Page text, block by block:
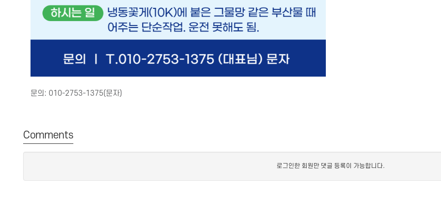
문의: 010-2753-1375(문자)
Comments
로그인한 회원만 댓글 등록이 가능합니다.